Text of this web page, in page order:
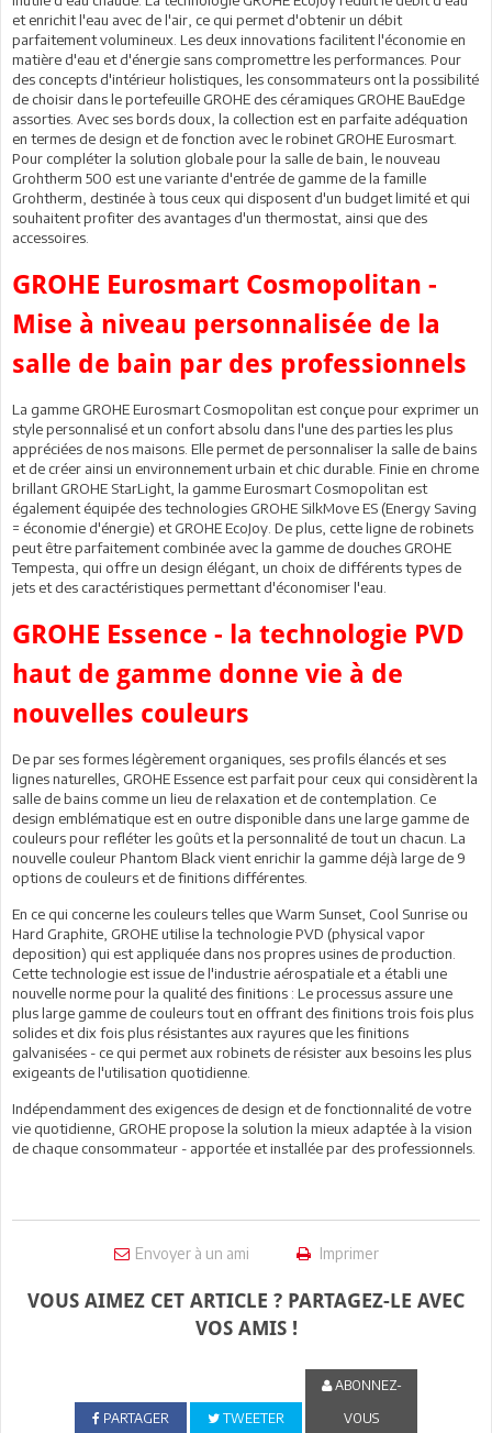
et enrichit l'eau avec de l'air, ce qui permet d'obtenir un débit
parfaitement volumineux. Les deux innovations facilitent l'économie en
matière d'eau et d'énergie sans compromettre les performances. Pour
des concepts d'intérieur holistiques, les consommateurs ont la possibilité
de choisir dans le portefeuille GROHE des céramiques GROHE BauEdge
assorties. Avec ses bords doux, la collection est en parfaite adéquation
en termes de design et de fonction avec le robinet GROHE Eurosmart.
Pour compléter la solution globale pour la salle de bain, le nouveau
Grohtherm 500 est une variante d'entrée de gamme de la famille
Grohtherm, destinée à tous ceux qui disposent d'un budget limité et qui
souhaitent profiter des avantages d'un thermostat, ainsi que des
accessoires.
GROHE Eurosmart Cosmopolitan -
Mise à niveau personnalisée de la
salle de bain par des professionnels
La gamme GROHE Eurosmart Cosmopolitan est conçue pour exprimer un
style personnalisé et un confort absolu dans l'une des parties les plus
appréciées de nos maisons. Elle permet de personnaliser la salle de bains
et de créer ainsi un environnement urbain et chic durable. Finie en chrome
brillant GROHE StarLight, la gamme Eurosmart Cosmopolitan est
également équipée des technologies GROHE SilkMove ES (Energy Saving
= économie d'énergie) et GROHE EcoJoy. De plus, cette ligne de robinets
peut être parfaitement combinée avec la gamme de douches GROHE
Tempesta, qui offre un design élégant, un choix de différents types de
jets et des caractéristiques permettant d'économiser l'eau.
GROHE Essence - la technologie PVD
haut de gamme donne vie à de
nouvelles couleurs
De par ses formes légèrement organiques, ses profils élancés et ses
lignes naturelles, GROHE Essence est parfait pour ceux qui considèrent la
salle de bains comme un lieu de relaxation et de contemplation. Ce
design emblématique est en outre disponible dans une large gamme de
couleurs pour refléter les goûts et la personnalité de tout un chacun. La
nouvelle couleur Phantom Black vient enrichir la gamme déjà large de 9
options de couleurs et de finitions différentes.
En ce qui concerne les couleurs telles que Warm Sunset, Cool Sunrise ou
Hard Graphite, GROHE utilise la technologie PVD (physical vapor
deposition) qui est appliquée dans nos propres usines de production.
Cette technologie est issue de l'industrie aérospatiale et a établi une
nouvelle norme pour la qualité des finitions : Le processus assure une
plus large gamme de couleurs tout en offrant des finitions trois fois plus
solides et dix fois plus résistantes aux rayures que les finitions
galvanisées - ce qui permet aux robinets de résister aux besoins les plus
exigeants de l'utilisation quotidienne.
Indépendamment des exigences de design et de fonctionnalité de votre
vie quotidienne, GROHE propose la solution la mieux adaptée à la vision
de chaque consommateur - apportée et installée par des professionnels.
Envoyer à un ami Imprimer
VOUS AIMEZ CET ARTICLE ? PARTAGEZ-LE AVEC
VOS AMIS !
PARTAGER TWEETER
ABONNEZ-
VOUS